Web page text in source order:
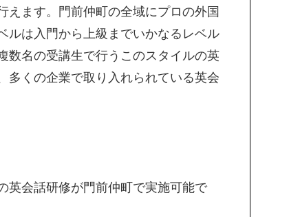
えます。門前仲町の全域にプロの外国
ルは入門から上級までいかなるレベル
数名の受講生で行うこのスタイルの英
多くの企業で取り入れられている英会
英会話研修が門前仲町で実施可能で